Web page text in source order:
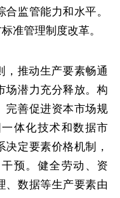
监管能力和水平。
准管理制度改革。
，推动生产要素畅通
场潜力充分释放。构
完善促进资本市场规
体化技术和数据市
定要素价格机制，
预。健全劳动、资
、数据等生产要素由